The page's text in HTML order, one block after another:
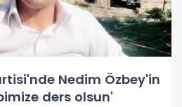
Nedim Özbey'in
ders olsun'